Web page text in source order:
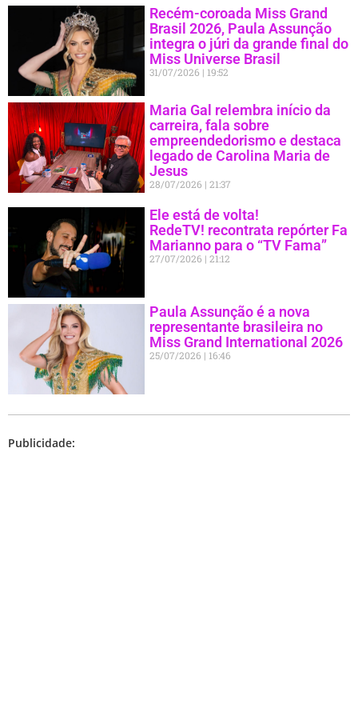
Recém-coroada Miss Grand
Brasil 2026, Paula Assunção
integra o júri da grande final do
Miss Universe Brasil
31/07/2026 19:52
Maria Gal relembra início da
carreira, fala sobre
empreendedorismo e destaca
legado de Carolina Maria de
Jesus
28/07/2026 21:37
Ele está de volta!
RedeTV! recontrata repórter Fa
Marianno para o “TV Fama”
27/07/2026 21:12
Paula Assunção é a nova
representante brasileira no
Miss Grand International 2026
25/07/2026 16:46
Publicidade: